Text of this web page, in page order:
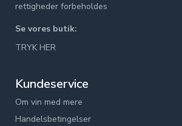
rettigheder forbeholdes
Se vores butik:
TRYK HER
Kundeservice
Om vin med mere
Handelsbetingelser